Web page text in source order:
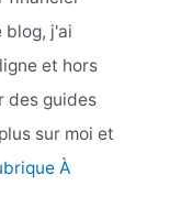
j'ai
et hors
des guides
sur moi et
À